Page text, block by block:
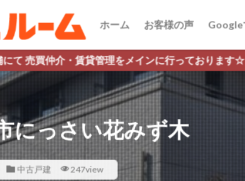
ホーム お客様の声 Google
っております☆ 新築戸建てをご購入いただく際に
っさい花みず木
中古戸建 247view